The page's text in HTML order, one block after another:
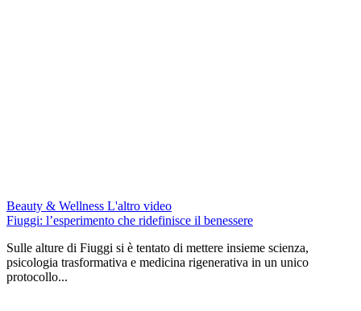
Beauty & Wellness L'altro video
Fiuggi: l’esperimento che ridefinisce il benessere
Sulle alture di Fiuggi si è tentato di mettere insieme scienza,
psicologia trasformativa e medicina rigenerativa in un unico
protocollo...